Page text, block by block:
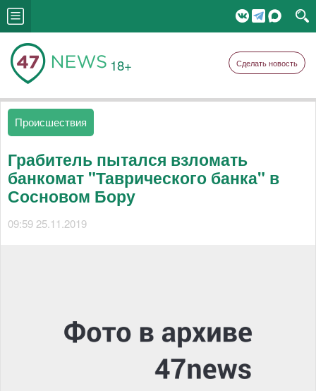
18+ Сделать новость
Происшествия
Грабитель пытался взломать
банкомат "Таврического банка" в
Сосновом Бору
09:59 25.11.2019